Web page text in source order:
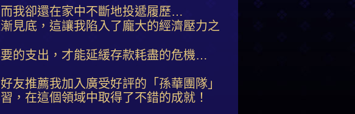
我卻還在家中不斷地投遞履歷…
見底，這讓我陷入了龐大的經濟壓力之
的支出，才能延緩存款耗盡的危機…
友推薦我加入廣受好評的「孫華團隊」
，在這個領域中取得了不錯的成就！